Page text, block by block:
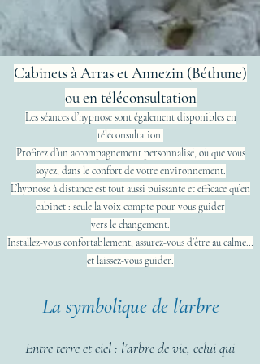
Cabinets à Arras et Annezin (Béthune)
ou en téléconsultation
Les séances d’hypnose sont également disponibles en
téléconsultation.
Profitez d’un accompagnement personnalisé, où que vous
soyez, dans le confort de votre environnement.
L’hypnose à distance est tout aussi puissante et efficace qu’en
cabinet : seule la voix compte pour vous guider
versle changement.
Installez-vous confortablement, assurez-vous d’être au calme…
et laissez-vous guider.
La symbolique de l'arbre
Entre terre et ciel : l’arbre de vie, celui qui